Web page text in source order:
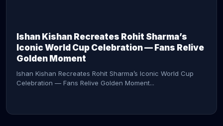
Ishan Kishan Recreates Rohit Sharma’s
Iconic World Cup Celebration — Fans Relive
Golden Moment
Ishan Kishan Recreates Rohit Sharma’s Iconic World Cup
Celebration — Fans Relive Golden Moment...